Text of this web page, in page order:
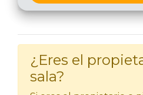
¿Eres el
sala?